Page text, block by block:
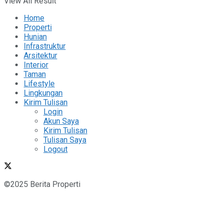
Home
Properti
Hunian
Infrastruktur
Arsitektur
Interior
Taman
Lifestyle
Lingkungan
Kirim Tulisan
Login
Akun Saya
Kirim Tulisan
Tulisan Saya
Logout
©2025 Berita Properti